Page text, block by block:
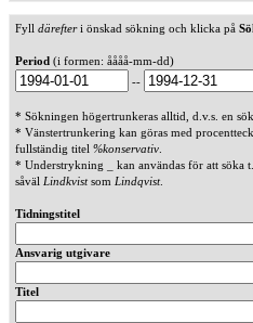
Fyll därefteri önskad sökning och klicka på
Period (i formen: åååå-mm-dd)
--
* Sökningen högertrunkeras alltid, d.v.s. en
* Vänstertrunkering kan göras med
fullständig titel %konservativ
* Understrykning _ kan användas för att söka
såväl Lindkvistsom Lindqvist.
Tidningstitel
Ansvarig utgivare
Titel